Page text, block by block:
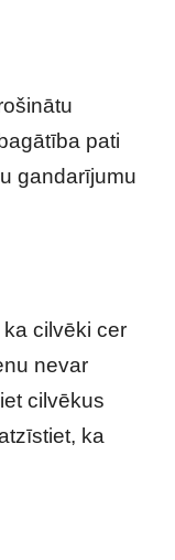
pati
gandarījumu
cilvēki cer
nevar
cilvēkus
ka